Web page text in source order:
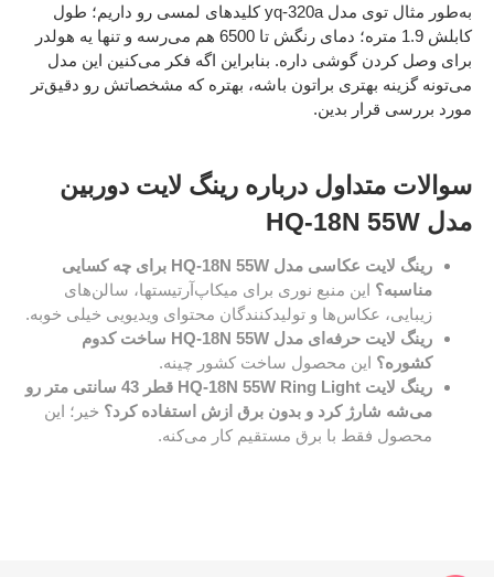
به‌طور مثال توی مدل yq-320a کلیدهای لمسی رو داریم؛ طول
کابلش 1.9 متره؛ دمای رنگش تا 6500 هم می‌رسه و تنها یه هولدر
برای وصل کردن گوشی داره. بنابراین اگه فکر می‌کنین این مدل
می‌تونه گزینه بهتری براتون باشه، بهتره که مشخصاتش رو دقیق‌تر
مورد بررسی قرار بدین.
سوالات متداول درباره رینگ لایت دوربین
مدل HQ-18N 55W
رینگ لایت عکاسی مدل HQ-18N 55W برای چه کسایی
مناسبه؟ این منبع نوری برای میکاپ‌آرتیستها، سالن‌های
زیبایی، عکاس‌ها و تولیدکنندگان محتوای ویدیویی خیلی خوبه.
رینگ لایت حرفه‌ای مدل HQ-18N 55W ساخت کدوم
کشوره؟ این محصول ساخت کشور چینه.
رینگ لایت
HQ-18N 55W Ring Light
قطر 43 سانتی متر رو
می‌شه شارژ کرد و بدون برق ازش استفاده کرد؟ خیر؛ این
محصول فقط با برق مستقیم کار می‌کنه.